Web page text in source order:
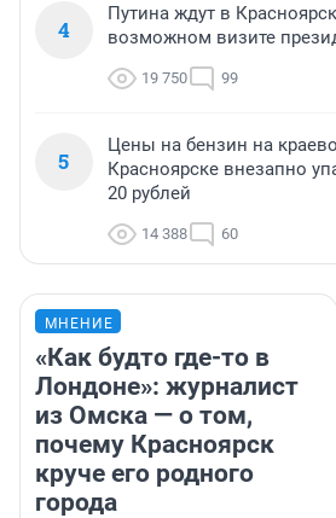
4
Путина ждут в
возможном визите
19 750 99
5
Цены на бензин на
Красноярске внезапно
20 рублей
14 388 60
МНЕНИЕ
«Как будто где-то в
Лондоне»: журналист
из Омска — о том,
почему Красноярск
круче его родного
города